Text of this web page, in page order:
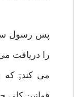
پس رسول سه
را دريافت
مى كند; كه